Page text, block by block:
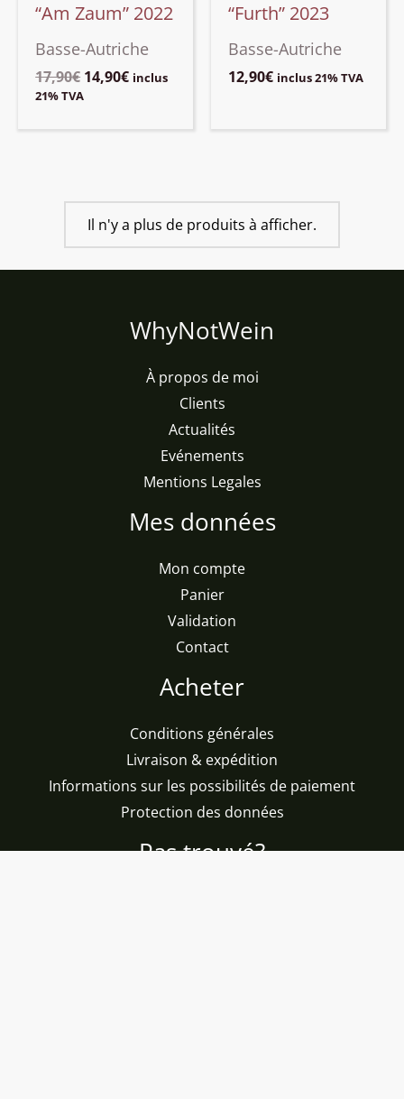
“Am Zaum” 2022
Basse-Autriche
17,90€ Le
prix
14,90€Le
inclus
21% TVA
“Furth” 2023
Basse-Autriche
12,90€ inclus 21% TVA
Il n'y a plus de produits à afficher.
WhyNotWein
À propos de moi
Clients
Actualités
Evénements
Mentions Legales
Mes données
Mon compte
Panier
Validation
Contact
Acheter
Conditions générales
Livraison & expédition
Informations sur les possibilités de paiement
Protection des données
Pas trouvé?